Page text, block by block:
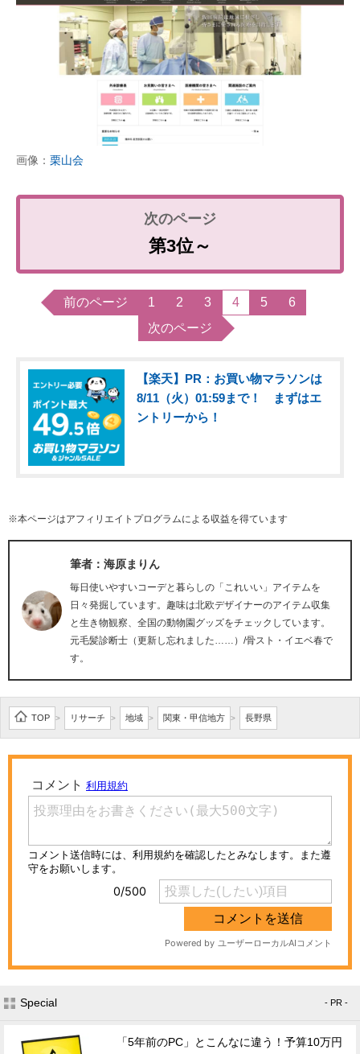
画像： 栗山会
第3位～
前のページ 1 2 3 4 5
6
次のページ
【楽天】PR：お買い物マラソンは
8/11（火）01:59まで！ まずはエ
ントリーから！
※本ページはアフィリエイトプログラムによる収益を得ています
筆者：海原まりん
毎日使いやすいコーデと暮らしの「これいい」アイテムを
日々発掘しています。趣味は北欧デザイナーのアイテム収集
と生き物観察、全国の動物園グッズをチェックしています。
元毛髪診断士（更新し忘れました……）/骨スト・イエベ春で
す。
TOP > リサーチ > 地域 > 関東・甲信地方 > 長野県
Special - PR -
「5年前のPC」とこんなに違う！予算10万円